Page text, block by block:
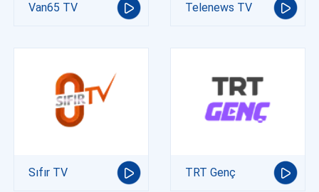
Van65 TV Telenews TV
Sıfır TV TRT Genç